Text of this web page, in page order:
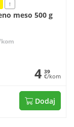
!
meso 500 g
4 39
€/kom
Dodaj